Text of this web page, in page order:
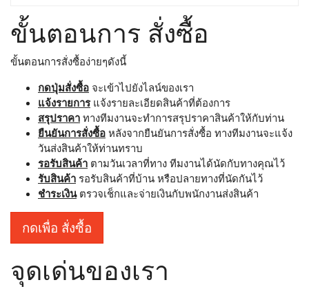
ขั้นตอนการ สั่งซื้อ
ขั้นตอนการสั่งซื้อง่ายๆดังนี้
กดปุ่มสั่งซื้อ จะเข้าไปยังไลน์ของเรา
แจ้งรายการแจ้งรายละเอียดสินค้าที่ต้องการ
สรุปราคา ทางทีมงานจะทำการสรุปราคาสินค้าให้กับท่าน
ยืนยันการสั่งซื้อ หลังจากยืนยันการสั่งซื้อ ทางทีมงานจะแจ้ง
วันส่งสินค้าให้ท่านทราบ
รอรับสินค้า ตามวันเวลาที่ทาง ทีมงานได้นัดกับทางคุณไว้
รับสินค้า รอรับสินค้าที่บ้าน หรือปลายทางที่นัดกันไว้
ชำระเงินตรวจเช็กและจ่ายเงินกับพนักงานส่งสินค้า
กดเพื่อ สั่งซื้อ
จุดเด่นของเรา